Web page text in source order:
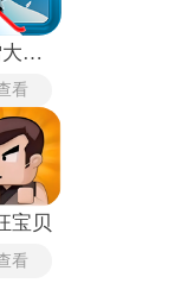
滑雪大冒险单机版
看
宝贝
看